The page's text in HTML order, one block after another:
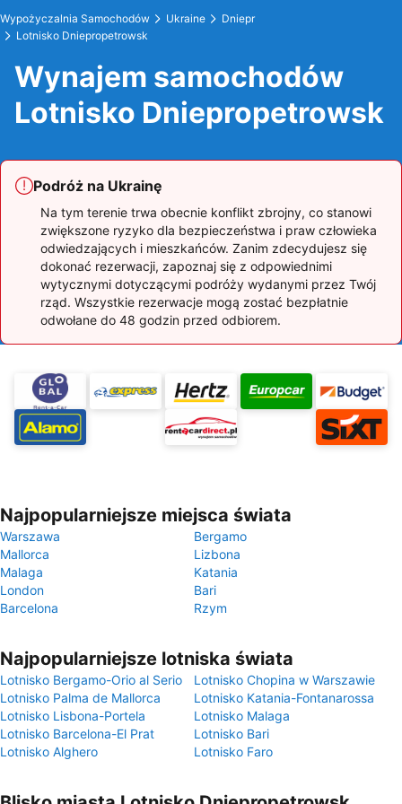
Wypożyczalnia Samochodów Ukraine
Dniepr
Lotnisko Dniepropetrowsk
Wynajem samochodów
Lotnisko Dniepropetrowsk
Podróż na Ukrainę
Na tym terenie trwa obecnie konflikt zbrojny, co stanowi
zwiększone ryzyko dla bezpieczeństwa i praw człowieka
odwiedzających i mieszkańców. Zanim zdecydujesz się
dokonać rezerwacji, zapoznaj się z odpowiednimi
wytycznymi dotyczącymi podróży wydanymi przez Twój
rząd. Wszystkie rezerwacje mogą zostać bezpłatnie
odwołane do 48 godzin przed odbiorem.
Najpopularniejsze miejsca świata
Warszawa
Bergamo
Mallorca
Lizbona
Malaga
Katania
London
Bari
Barcelona
Rzym
Najpopularniejsze lotniska świata
Lotnisko Bergamo-Orio al Serio
Lotnisko Chopina w Warszawie
Lotnisko Palma de Mallorca
Lotnisko Katania-Fontanarossa
Lotnisko Lisbona-Portela
Lotnisko Malaga
Lotnisko Barcelona-El Prat
Lotnisko Bari
Lotnisko Alghero
Lotnisko Faro